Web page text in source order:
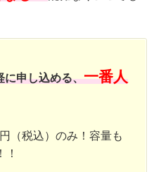
に申し込める、一番人
（税込）のみ！容量も